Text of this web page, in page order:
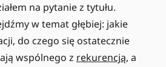
na pytanie z tytułu.
w temat głębiej: jakie
do czego się ostatecznie
wspólnego z rekurencją, a